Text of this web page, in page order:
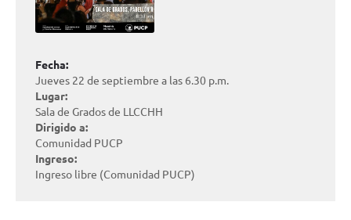
Fecha:
Jueves 22 de septiembre a las 6.30 p.m.
Lugar:
Sala de Grados de LLCCHH
Dirigido a:
Comunidad PUCP
Ingreso:
Ingreso libre (Comunidad PUCP)